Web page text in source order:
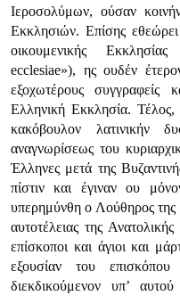
Ιεροσολύμων, ούσαν
Εκκλησιών. Επίσης
οικουμενικής
ecclesiae»), ης ουδέν
εξοχωτέρους
Ελληνική Εκκλησία. Τέλος,
κακόβουλον λατινικήν
αναγνωρίσεως του
Έλληνες μετά της
πίστιν και έγιναν ου
υπερημύνθη ο Λούθηρος της
αυτοτέλειας της
επίσκοποι και άγιοι και
εξουσίαν του
διεκδικούμενον υπ’